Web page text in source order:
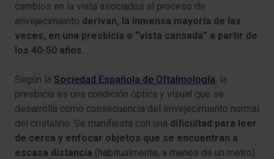
cambios en la vista asociados al proceso de
envejecimiento derivan, la inmensa mayoría de las
veces, en una presbicia o “vista cansada” a partir de
los 40-50 años.
Según la Sociedad Española de Oftalmología, la
presbicia es una condición óptica y visual que se
desarrolla como consecuencia del envejecimiento normal
del cristalino. Se manifiesta con una dificultad para leer
de cerca y enfocar objetos que se encuentran a
escasa distancia (habitualmente, a menos de un metro).